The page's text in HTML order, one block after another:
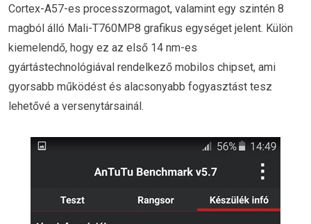
Cortex-A57-es processzormagot, valamint egy szintén 8
magból álló Mali-T760MP8 grafikus egységet jelent. Külön
kiemelendő, hogy ez az első 14 nm-es
gyártástechnológiával rendelkező mobilos chipset, ami
gyorsabb működést és alacsonyabb fogyasztást tesz
lehetővé a versenytársainál.